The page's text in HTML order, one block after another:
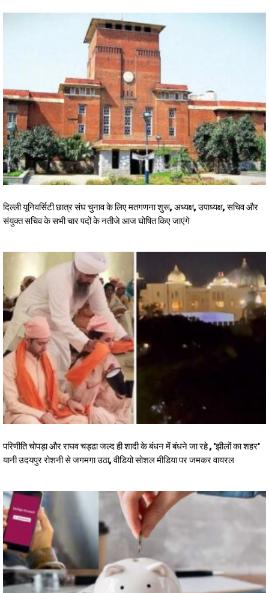
दिल्ली यूनिवर्सिटी छात्र संघ चुनाव के लिए मतगणना शुरू, अध्यक्ष, उपाध्यक्ष, सचिव और
संयुक्त सचिव के सभी चार पदों के नतीजे आज घोषित किए जाएंगे
परिणीति चोपड़ा और राघव चड्ढा जल्द ही शादी के बंधन में बंधने जा रहे , ‘झीलों का शहर’
यानी उदयपुर रोशनी से जगमगा उठा, वीडियो सोशल मीडिया पर जमकर वायरल